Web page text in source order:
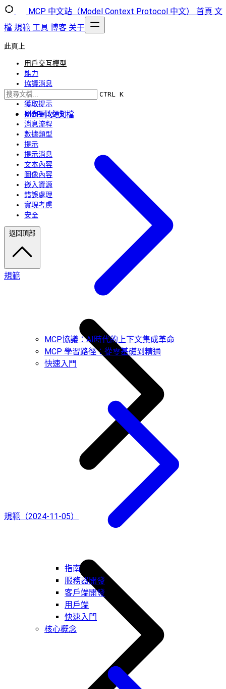
MCP 中文站（Model Context Protocol 中文） 首頁 文
檔 規範 工具 博客 关于
CTRL K
MCP中文文檔
MCP協議：AI時代的上下文集成革命
MCP 學習路徑：從零基礎到精通
快速入門
指南
服務器開發
客戶端開發
用戶端
快速入門
核心概念
此頁上
用戶交互模型
能力
協議消息
列出提示
獲取提示
列表更改通知
消息流程
數據類型
提示
提示消息
文本內容
圖像內容
嵌入資源
錯誤處理
實現考慮
安全
返回頂部
規範
規範（2024-11-05）